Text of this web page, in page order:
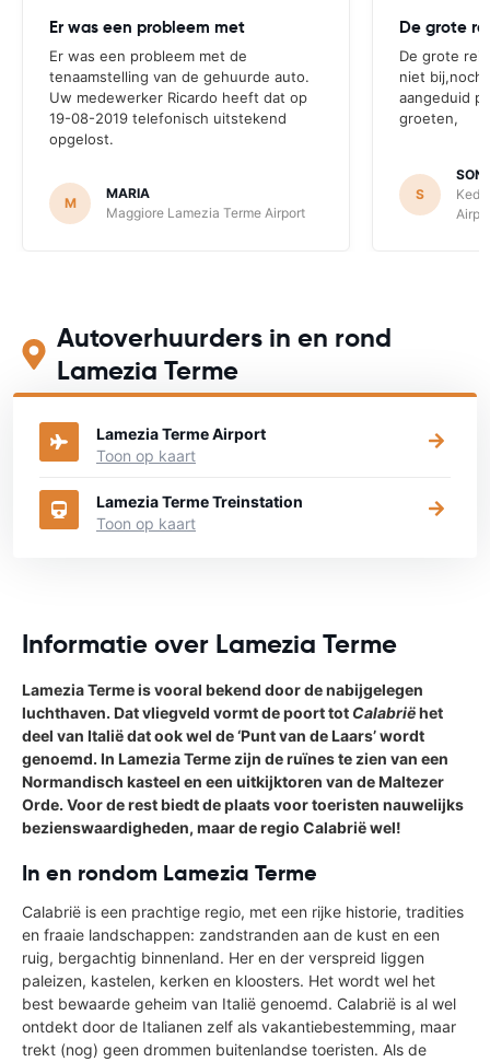
Er was een probleem met
Er was een probleem met de
tenaamstelling van de gehuurde auto.
Uw medewerker Ricardo heeft dat op
19-08-2019 telefonisch uitstekend
opgelost.
M
MARIA
Maggiore Lamezia Terme Airport
De grote
De grote
niet
aangeduid
groeten,
S
Autoverhuurders in en rond
Lamezia Terme
Bekijk op onderstaande kaart waar je een auto kunt huren
Lamezia Terme Airport
Toon op kaart
Lamezia Terme Treinstation
Toon op kaart
Informatie over Lamezia Terme
Lamezia Terme is vooral bekend door de nabijgelegen
luchthaven. Dat vliegveld vormt de poort tot Calabriëhet
deel van Italië dat ook wel de ‘Punt van de Laars’ wordt
genoemd. In Lamezia Terme zijn de ruïnes te zien van een
Normandisch kasteel en een uitkijktoren van de Maltezer
Orde. Voor de rest biedt de plaats voor toeristen nauwelijks
bezienswaardigheden, maar de regio Calabrië wel!
In en rondom Lamezia Terme
Calabrië is een prachtige regio, met een rijke historie, tradities
en fraaie landschappen: zandstranden aan de kust en een
ruig, bergachtig binnenland. Her en der verspreid liggen
paleizen, kastelen, kerken en kloosters. Het wordt wel het
best bewaarde geheim van Italië genoemd. Calabrië is al wel
ontdekt door de Italianen zelf als vakantiebestemming, maar
trekt (nog) geen drommen buitenlandse toeristen. Als de